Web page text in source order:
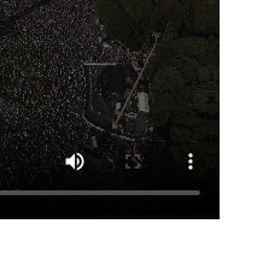
des ehemaligen US-
US-Senats auf mehr
Die juristische
klären – auch
davon zeigt